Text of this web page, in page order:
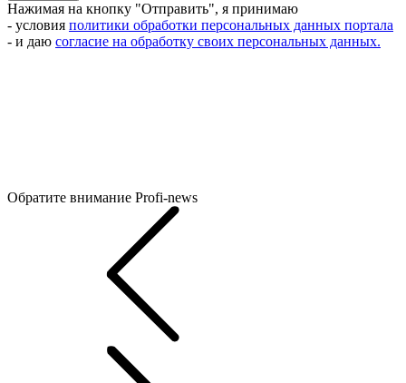
Нажимая на кнопку "Отправить", я принимаю
- условия политики обработки персональных данных портала
- и даю согласие на обработку своих персональных данных.
Обратите внимание Profi-news